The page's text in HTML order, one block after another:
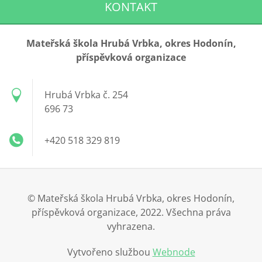
KONTAKT
Mateřská škola Hrubá Vrbka, okres Hodonín,
příspěvková organizace
Hrubá Vrbka č. 254
696 73
+420 518 329 819
© Mateřská škola Hrubá Vrbka, okres Hodonín,
příspěvková organizace, 2022. Všechna práva
vyhrazena.
Vytvořeno službou Webnode